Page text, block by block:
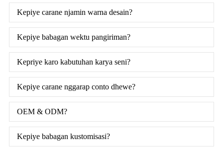
Kepiye carane njamin warna desain?
Kepiye babagan wektu pangiriman?
Kepriye karo kabutuhan karya seni?
Kepiye carane nggarap conto dhewe?
OEM & ODM?
Kepiye babagan kustomisasi?